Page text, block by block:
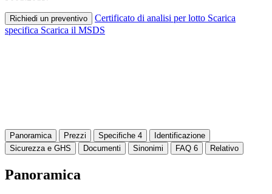
Richiedi un preventivo Certificato di analisi per lotto Scarica
specifica Scarica il MSDS
Panoramica Prezzi Specifiche 4
Identificazione
Sicurezza e GHS
Documenti Sinonimi FAQ 6 Relativo
Panoramica